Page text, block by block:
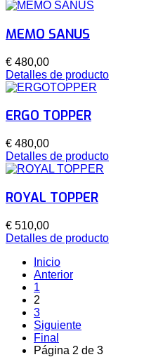
MEMO SANUS
€ 480,00
Detalles de producto
ERGO TOPPER
€ 480,00
Detalles de producto
ROYAL TOPPER
€ 510,00
Detalles de producto
Inicio
Anterior
1
2
3
Siguiente
Final
Página 2 de 3